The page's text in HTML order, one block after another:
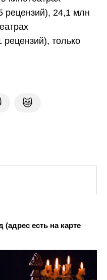
рецензий), 24,1 млн
рецензий), только
😿
есть на карте